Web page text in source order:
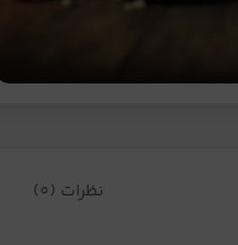
نظرات (0)